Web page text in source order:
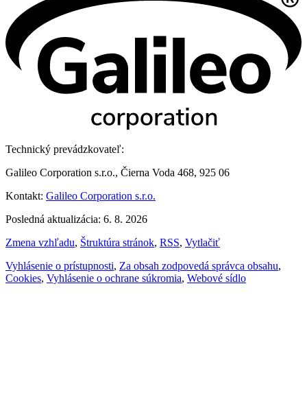
Technický prevádzkovateľ:
Galileo Corporation s.r.o., Čierna Voda 468, 925 06
Kontakt: Galileo Corporation s.r.o.
Posledná aktualizácia: 6. 8. 2026
Zmena vzhľadu, Štruktúra stránok, RSS, Vytlačiť
Vyhlásenie o prístupnosti, Za obsah zodpovedá správca obsahu,
Cookies, Vyhlásenie o ochrane súkromia, Webové sídlo